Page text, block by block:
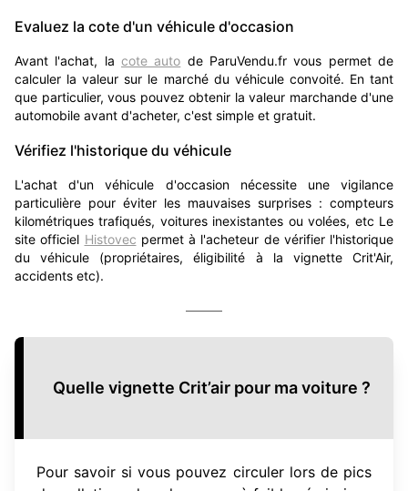
Evaluez la cote d'un véhicule d'occasion
Avant l'achat, la cote auto de ParuVendu.fr vous permet de
calculer la valeur sur le marché du véhicule convoité. En tant
que particulier, vous pouvez obtenir la valeur marchande d'une
automobile avant d'acheter, c'est simple et gratuit.
Vérifiez l'historique du véhicule
L'achat d'un véhicule d'occasion nécessite une vigilance
particulière pour éviter les mauvaises surprises : compteurs
kilométriques trafiqués, voitures inexistantes ou volées, etc Le
site officiel Histovec permet à l'acheteur de vérifier l'historique
du véhicule (propriétaires, éligibilité à la vignette Crit'Air,
accidents etc).
Quelle vignette Crit’air pour ma voiture ?
Pour savoir si vous pouvez circuler lors de pics